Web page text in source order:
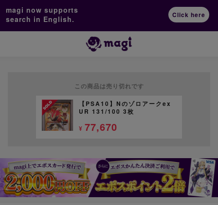
magi now supports
search in English.
Click here
この商品は売り切れです
【PSA10】Nのゾロアークex
UR 131/100 3枚
¥ 77,670